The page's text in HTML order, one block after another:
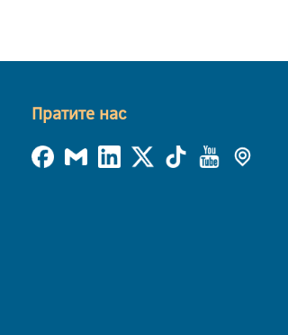
Пратите нас